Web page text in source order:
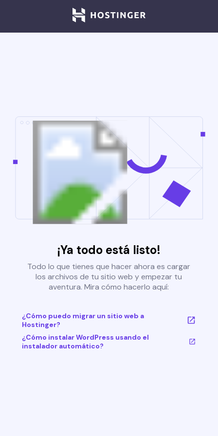
¡Ya todo está listo!
Todo lo que tienes que hacer ahora es cargar
los archivos de tu sitio web y empezar tu
aventura. Mira cómo hacerlo aquí:
¿Cómo puedo migrar un sitio web a
Hostinger?
¿Cómo instalar WordPress usando el
instalador automático?